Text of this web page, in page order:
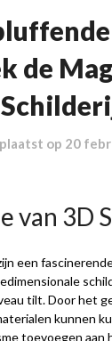
de
op 20
van 3D
een
tilt. Door het
kunnen
toevoegen aan